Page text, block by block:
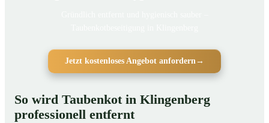
Jetzt kostenloses Angebot anfordern→
So wird Taubenkot in Klingenberg
professionell entfernt